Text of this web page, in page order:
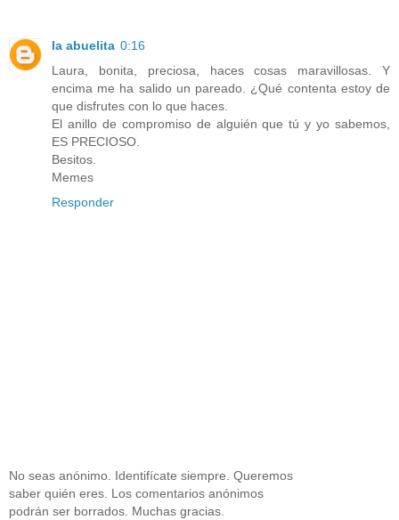
la abuelita 0:16
Laura, bonita, preciosa, haces cosas maravillosas. Y
encima me ha salido un pareado. ¿Qué contenta estoy de
que disfrutes con lo que haces.
El anillo de compromiso de alguién que tú y yo sabemos,
ES PRECIOSO.
Besitos.
Memes
Responder
No seas anónimo. Identifícate siempre. Queremos
saber quién eres. Los comentarios anónimos
podrán ser borrados. Muchas gracias.